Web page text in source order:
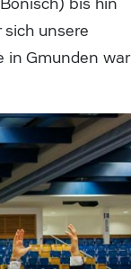
bis hin
sich unsere
in Gmunden war